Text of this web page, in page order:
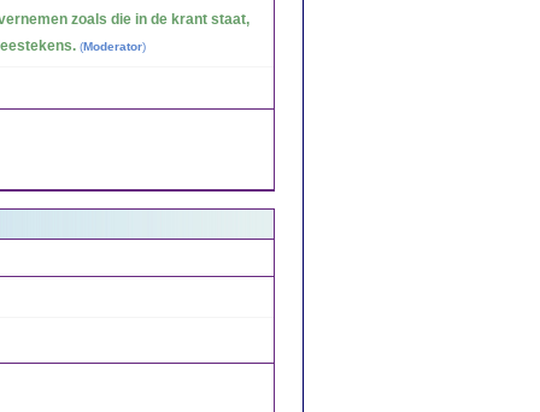
zoals die in de krant staat,
(Moderator)